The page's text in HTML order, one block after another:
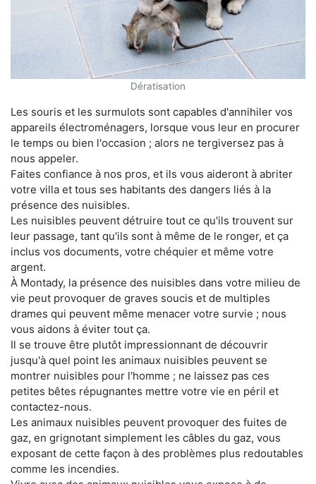
Dératisation
Les souris et les surmulots sont capables d'annihiler vos
appareils électroménagers, lorsque vous leur en procurer
le temps ou bien l'occasion ; alors ne tergiversez pas à
nous appeler.
Faites confiance à nos pros, et ils vous aideront à abriter
votre villa et tous ses habitants des dangers liés à la
présence des nuisibles.
Les nuisibles peuvent détruire tout ce qu'ils trouvent sur
leur passage, tant qu'ils sont à même de le ronger, et ça
inclus vos documents, votre chéquier et même votre
argent.
À Montady, la présence des nuisibles dans votre milieu de
vie peut provoquer de graves soucis et de multiples
drames qui peuvent même menacer votre survie ; nous
vous aidons à éviter tout ça.
Il se trouve être plutôt impressionnant de découvrir
jusqu'à quel point les animaux nuisibles peuvent se
montrer nuisibles pour l'homme ; ne laissez pas ces
petites bêtes répugnantes mettre votre vie en péril et
contactez-nous.
Les animaux nuisibles peuvent provoquer des fuites de
gaz, en grignotant simplement les câbles du gaz, vous
exposant de cette façon à des problèmes plus redoutables
comme les incendies.